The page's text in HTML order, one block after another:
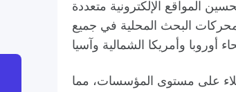
المواقع الإلكترونية متعددة
محركات البحث المحلية في جميع
على مستوى المؤسسات، مما